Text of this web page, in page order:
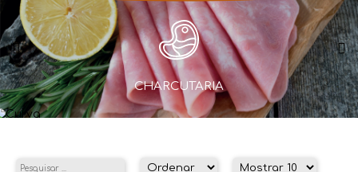
CAMPANHAS
NOTÍCIAS
QUEM
SOMOS
CONTACTOS
CONGELADOS